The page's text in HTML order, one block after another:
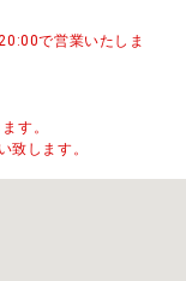
で営業いたしま
す。
致します。